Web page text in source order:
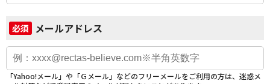
必須 メールアドレス
「Yahoo!メール」や「Ｇメール」などのフリーメールをご利用の方は、迷惑メ